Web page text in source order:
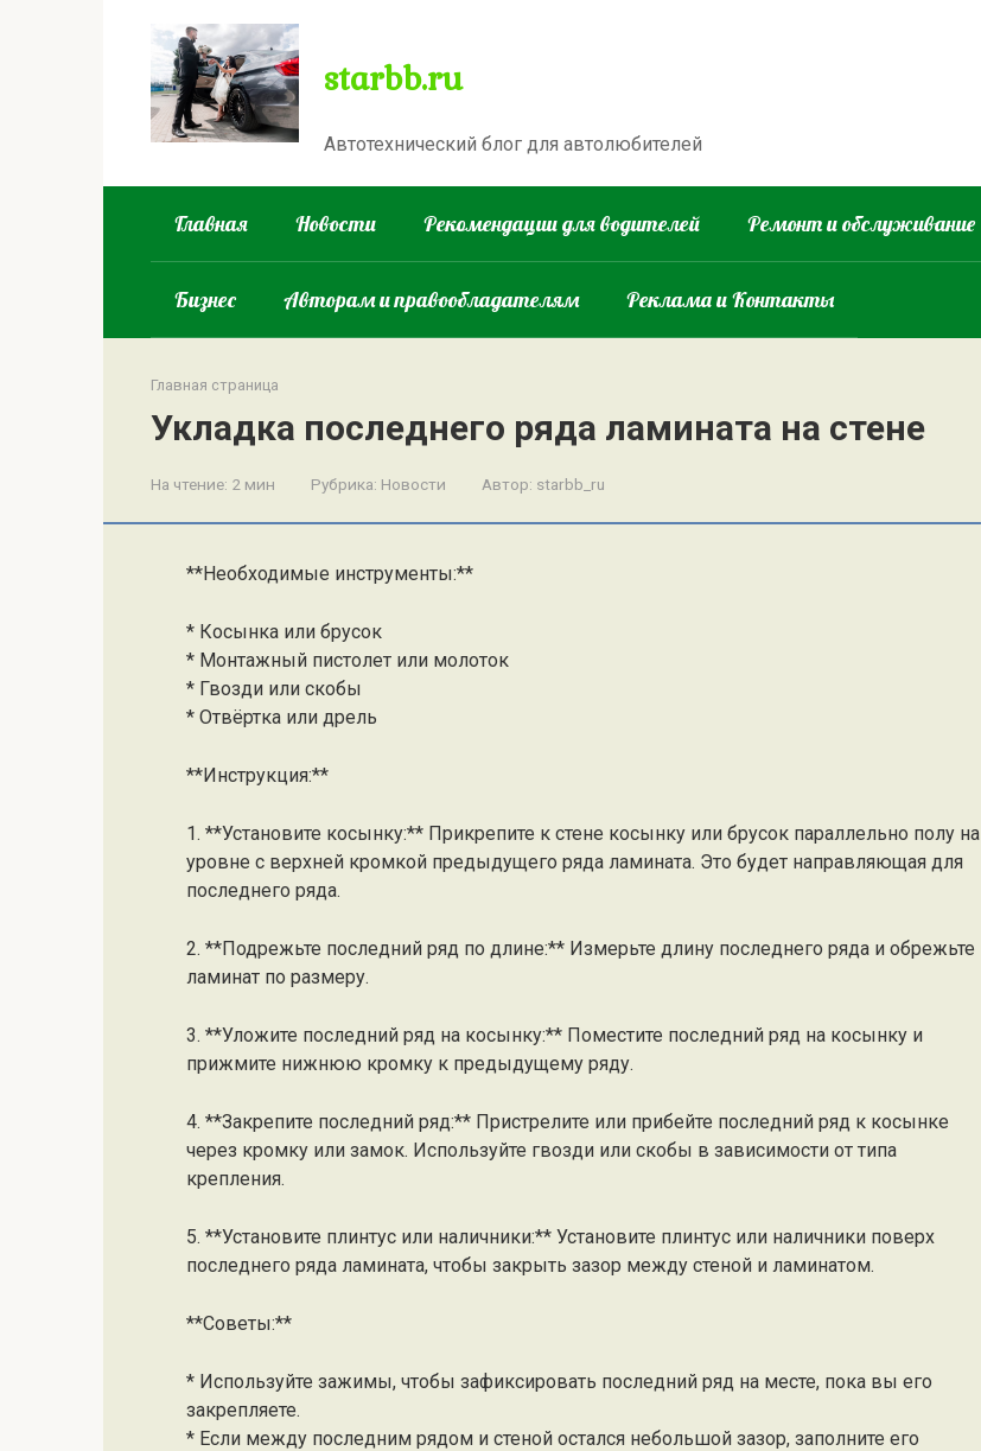
starbb.ru
Автотехнический блог для автолюбителей
Главная Новости Рекомендации для водителей Ремонт и обслуживание
Бизнес Авторам и правообладателям Реклама и Контакты
Главная страница
Укладка последнего ряда ламината на стене
На чтение: 2 мин Рубрика: Новости Автор: starbb_ru
**Необходимые инструменты:**
* Косынка или брусок
* Монтажный пистолет или молоток
* Гвозди или скобы
* Отвёртка или дрель
**Инструкция:**
1. **Установите косынку:** Прикрепите к стене косынку или брусок параллельно полу на
уровне с верхней кромкой предыдущего ряда ламината. Это будет направляющая для
последнего ряда.
2. **Подрежьте последний ряд по длине:** Измерьте длину последнего ряда и обрежьте
ламинат по размеру.
3. **Уложите последний ряд на косынку:** Поместите последний ряд на косынку и
прижмите нижнюю кромку к предыдущему ряду.
4. **Закрепите последний ряд:** Пристрелите или прибейте последний ряд к косынке
через кромку или замок. Используйте гвозди или скобы в зависимости от типа
крепления.
5. **Установите плинтус или наличники:** Установите плинтус или наличники поверх
последнего ряда ламината, чтобы закрыть зазор между стеной и ламинатом.
**Советы:**
* Используйте зажимы, чтобы зафиксировать последний ряд на месте, пока вы его
закрепляете.
* Если между последним рядом и стеной остался небольшой зазор, заполните его